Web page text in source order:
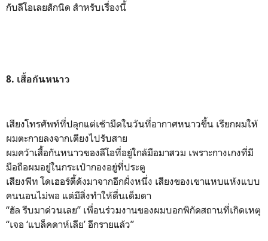
กับลีโอเลยสักนิด สำหรับเรื่องนี้
8. เสื้อกันหนาว
เสียงโทรศัพท์ที่ปลุกแต่เช้ามืดในวันที่อากาศหนาวขึ้น เรียกผมให้
ผมตะกายลงจากเตียงไปรับสาย
ผมคว้าเสื้อกันหนาวของลีโอที่อยู่ใกล้มือมาสวม เพราะกางเกงที่มี
มือถือผมอยู่ในกระเป๋ากองอยู่ที่ประตู
เสียงพีท โดเฮอร์ตี้ดังมาจากอีกฝั่งหนึ่ง เสียงของเขาแหบแห้งแบบ
คนนอนไม่พอ แต่มีสิ่งทำให้ตื่นเต็มตา
“ฮัล รีบมาด่วนเลย” เพื่อนร่วมงานของผมบอกพิกัดสถานที่เกิดเหตุ
“เจอ ‘แบล็คดาห์เลีย’ อีกรายแล้ว”